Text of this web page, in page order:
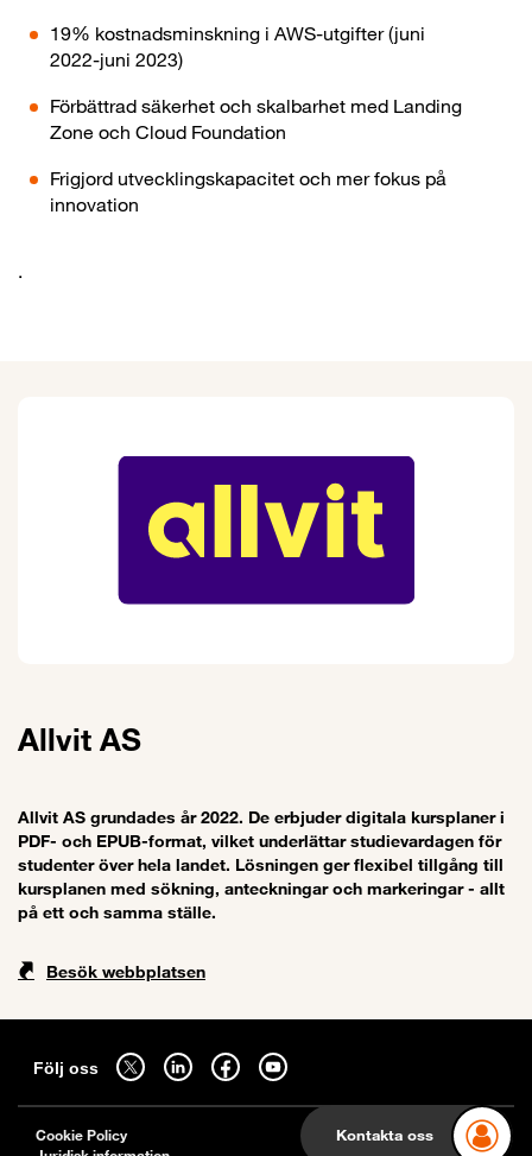
19% kostnadsminskning i AWS-utgifter (juni
2022-juni 2023)
Förbättrad säkerhet och skalbarhet med Landing
Zone och Cloud Foundation
Frigjord utvecklingskapacitet och mer fokus på
innovation
.
Allvit AS
Allvit AS grundades år 2022. De erbjuder digitala kursplaner i
PDF- och EPUB-format, vilket underlättar studievardagen för
studenter över hela landet. Lösningen ger flexibel tillgång till
kursplanen med sökning, anteckningar och markeringar - allt
på ett och samma ställe.
Besök webbplatsen
Kontakta oss
Följ oss
Följ oss på twitter - öppnas i en ny flik
Följ oss på linkedin - öppnas i en ny flik
Följ oss på facebook - öppnas i en ny flik
Följ oss på youtube - öppnas i en ny flik
Cookie Policy